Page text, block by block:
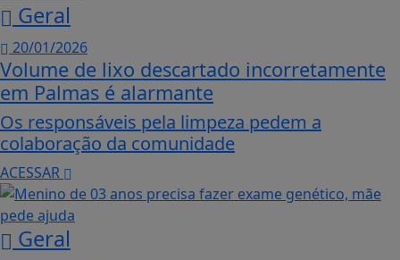
Geral
20/01/2026
Volume de lixo descartado incorretamente
em Palmas é alarmante
Os responsáveis pela limpeza pedem a
colaboração da comunidade
ACESSAR
Geral